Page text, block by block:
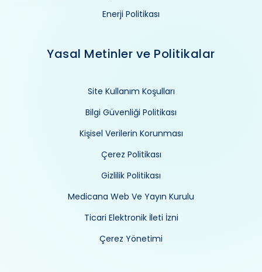
Enerji Politikası
Yasal Metinler ve Politikalar
Site Kullanım Koşulları
Bilgi Güvenliği Politikası
Kişisel Verilerin Korunması
Çerez Politikası
Gizlilik Politikası
Medicana Web Ve Yayın Kurulu
Ticari Elektronik İleti İzni
Çerez Yönetimi